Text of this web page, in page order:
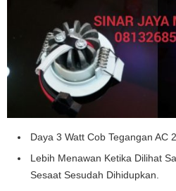
Daya 3 Watt Cob Tegangan AC
Lebih Menawan Ketika Dilihat
Sesaat Sesudah Dihidupkan.